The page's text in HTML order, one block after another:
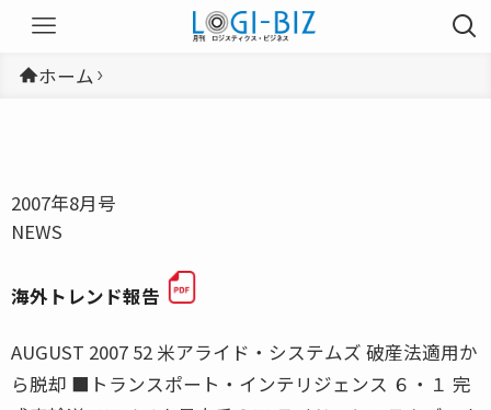
ホーム
2007年8月号
NEWS
海外トレンド報告
AUGUST 2007 52 米アライド・システムズ 破産法適用か
ら脱却 ■トランスポート・インテリジェンス ６・１ 完